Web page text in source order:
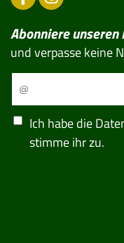
Abonniere
und verpasse keine
Ich habe die
stimme ihr zu.